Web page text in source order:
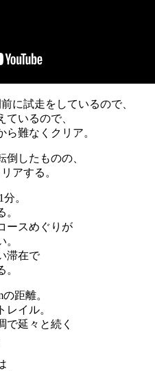
に試走をしているので、
いるので、
難なくクリア。
したものの、
アする。
。
ースめぐりが
滞在で
距離。
イル。
で延々と続く